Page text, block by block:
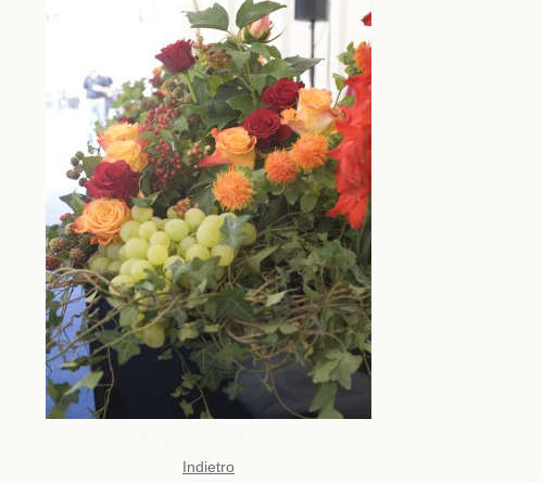
Indietro